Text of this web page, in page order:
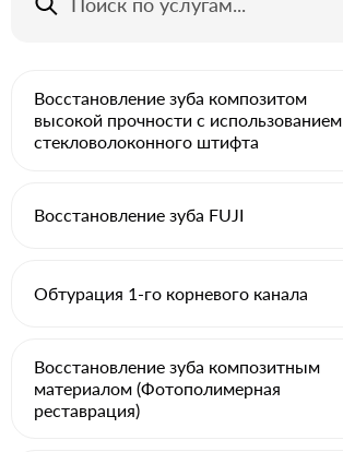
Восстановление зуба композитом
высокой прочности с использованием
стекловолоконного штифта
Восстановление зуба FUJI
Обтурация 1-го корневого канала
Восстановление зуба композитным
материалом (Фотополимерная
реставрация)